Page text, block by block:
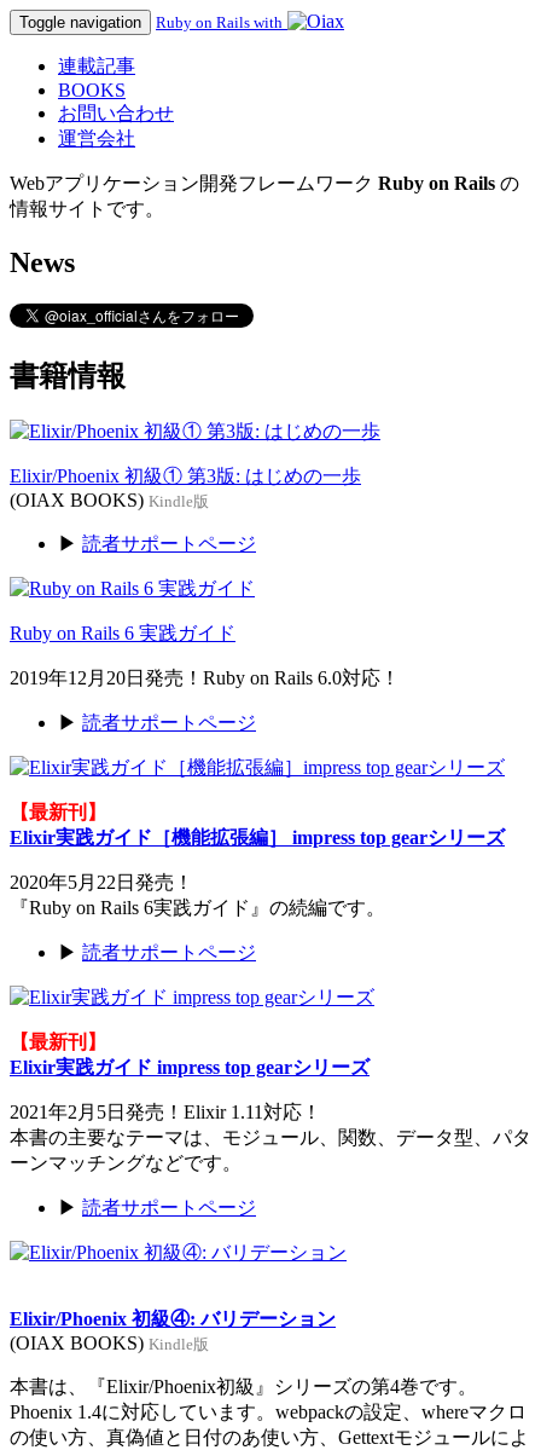
Toggle navigation Ruby on Rails with
連載記事
BOOKS
お問い合わせ
運営会社
Webアプリケーション開発フレームワーク Ruby on Rails の
情報サイトです。
News
書籍情報
Elixir/Phoenix 初級① 第3版: はじめの一歩
(OIAX BOOKS) Kindle版
▶ 読者サポートページ
Ruby on Rails 6 実践ガイド
2019年12月20日発売！Ruby on Rails 6.0対応！
▶ 読者サポートページ
【最新刊】
Elixir実践ガイド［機能拡張編］ impress top gearシリーズ
2020年5月22日発売！
『Ruby on Rails 6実践ガイド』の続編です。
▶ 読者サポートページ
【最新刊】
Elixir実践ガイド impress top gearシリーズ
2021年2月5日発売！Elixir 1.11対応！
本書の主要なテーマは、モジュール、関数、データ型、パタ
ーンマッチングなどです。
▶ 読者サポートページ
Elixir/Phoenix 初級④: バリデーション
(OIAX BOOKS) Kindle版
本書は、『Elixir/Phoenix初級』シリーズの第4巻です。
Phoenix 1.4に対応しています。webpackの設定、whereマクロ
の使い方、真偽値と日付のあ使い方、Gettextモジュールによ